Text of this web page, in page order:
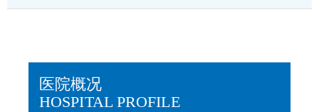
医院概况
HOSPITAL PROFILE